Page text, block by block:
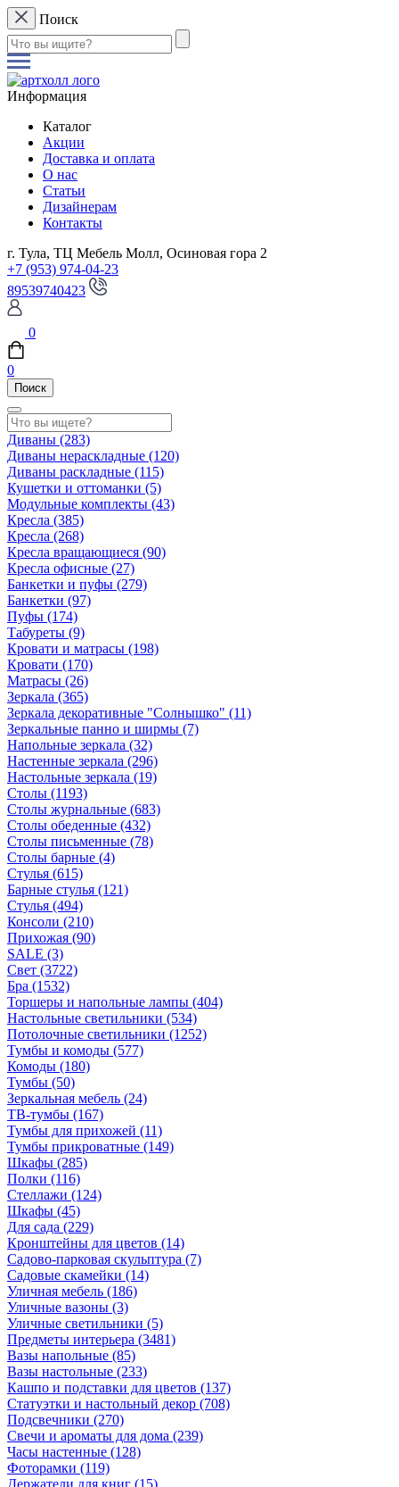
Поиск
Информация
Каталог
Акции
Доставка и оплата
О нас
Статьи
Дизайнерам
Контакты
г. Тула, ТЦ Мебель Молл, Осиновая гора 2
+7 (953) 974-04-23
89539740423
0
0
Поиск
Диваны (283)
Диваны нераскладные (120)
Диваны раскладные (115)
Кушетки и оттоманки (5)
Модульные комплекты (43)
Кресла (385)
Кресла (268)
Кресла вращающиеся (90)
Кресла офисные (27)
Банкетки и пуфы (279)
Банкетки (97)
Пуфы (174)
Табуреты (9)
Кровати и матрасы (198)
Кровати (170)
Матрасы (26)
Зеркала (365)
Зеркала декоративные "Солнышко" (11)
Зеркальные панно и ширмы (7)
Напольные зеркала (32)
Настенные зеркала (296)
Настольные зеркала (19)
Столы (1193)
Столы журнальные (683)
Столы обеденные (432)
Столы письменные (78)
Столы барные (4)
Стулья (615)
Барные стулья (121)
Стулья (494)
Консоли (210)
Прихожая (90)
SALE (3)
Свет (3722)
Бра (1532)
Торшеры и напольные лампы (404)
Настольные светильники (534)
Потолочные светильники (1252)
Тумбы и комоды (577)
Комоды (180)
Тумбы (50)
Зеркальная мебель (24)
ТВ-тумбы (167)
Тумбы для прихожей (11)
Тумбы прикроватные (149)
Шкафы (285)
Полки (116)
Стеллажи (124)
Шкафы (45)
Для сада (229)
Кронштейны для цветов (14)
Садово-парковая скульптура (7)
Садовые скамейки (14)
Уличная мебель (186)
Уличные вазоны (3)
Уличные светильники (5)
Предметы интерьера (3481)
Вазы напольные (85)
Вазы настольные (233)
Кашпо и подставки для цветов (137)
Статуэтки и настольный декор (708)
Подсвечники (270)
Свечи и ароматы для дома (239)
Часы настенные (128)
Фоторамки (119)
Держатели для книг (15)